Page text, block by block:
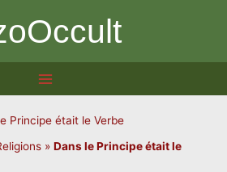
Principe était le Verbe
» Dans le Principe était le